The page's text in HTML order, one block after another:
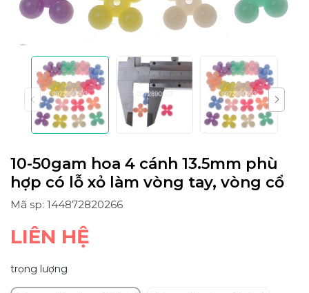
10-50gam hoa 4 cánh 13.5mm phù
hợp có lỗ xỏ làm vòng tay, vòng cổ
Mã sp: 144872820266
LIÊN HỆ
trọng lượng